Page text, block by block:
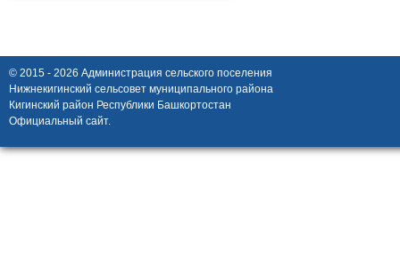
© 2015 - 2026 Администрация сельского поселения
Нижнекигинский сельсовет муниципального района
Кигинский район Республики Башкортостан
Официальный сайт.